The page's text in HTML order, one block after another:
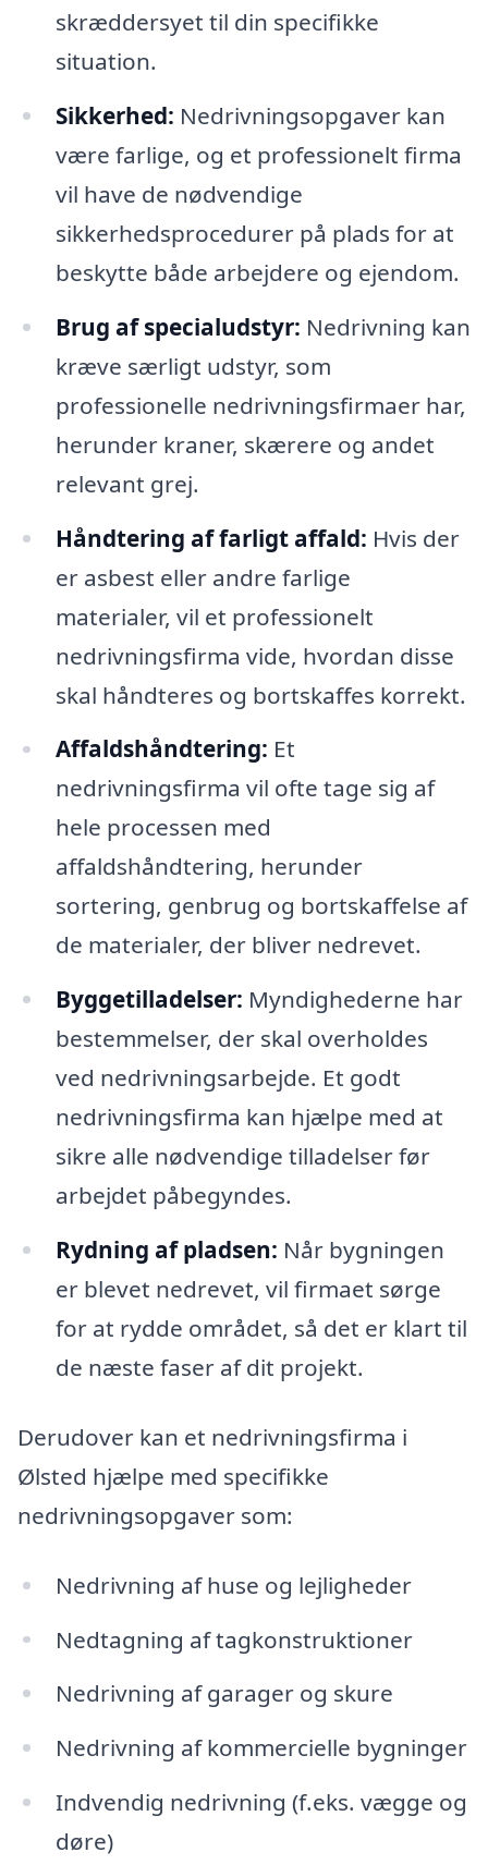
skræddersyet til din specifikke
situation.
Sikkerhed: Nedrivningsopgaver kan
være farlige, og et professionelt firma
vil have de nødvendige
sikkerhedsprocedurer på plads for at
beskytte både arbejdere og ejendom.
Brug af specialudstyr: Nedrivning kan
kræve særligt udstyr, som
professionelle nedrivningsfirmaer har,
herunder kraner, skærere og andet
relevant grej.
Håndtering af farligt affald: Hvis der
er asbest eller andre farlige
materialer, vil et professionelt
nedrivningsfirma vide, hvordan disse
skal håndteres og bortskaffes korrekt.
Affaldshåndtering: Et
nedrivningsfirma vil ofte tage sig af
hele processen med
affaldshåndtering, herunder
sortering, genbrug og bortskaffelse af
de materialer, der bliver nedrevet.
Byggetilladelser: Myndighederne har
bestemmelser, der skal overholdes
ved nedrivningsarbejde. Et godt
nedrivningsfirma kan hjælpe med at
sikre alle nødvendige tilladelser før
arbejdet påbegyndes.
Rydning af pladsen: Når bygningen
er blevet nedrevet, vil firmaet sørge
for at rydde området, så det er klart til
de næste faser af dit projekt.
Derudover kan et nedrivningsfirma i
Ølsted hjælpe med specifikke
nedrivningsopgaver som:
Nedrivning af huse og lejligheder
Nedtagning af tagkonstruktioner
Nedrivning af garager og skure
Nedrivning af kommercielle bygninger
Indvendig nedrivning (f.eks. vægge og
døre)